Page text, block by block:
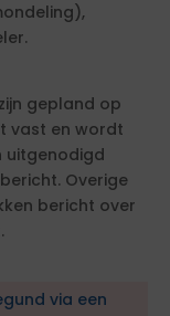
gepland op
vast en wordt
uitgenodigd
Overige
bericht over
via een